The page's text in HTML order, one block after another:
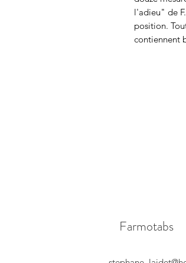
l'adieu" de
position.
contiennent
Farmotabs